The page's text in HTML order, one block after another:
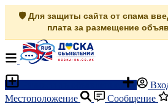
🛡️ Для защиты сайта от спама
плата за размещение
Местоположение
Сообщение